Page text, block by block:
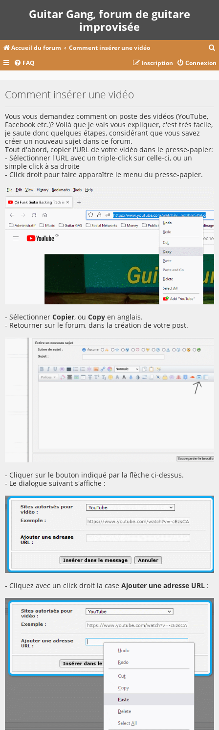
Guitar Gang, forum de guitare
improvisée
Accueil du forum Comment insérer une vidéo
c
FAQ Connexion
Inscription
Comment insérer une vidéo
Vous vous demandez comment on poste des vidéos (YouTube,
Facebook etc.)? Voilà que je vais vous expliquer, c'est très facile,
je saute donc quelques étapes, considérant que vous savez
créer un nouveau sujet dans ce forum.
Tout d'abord, copier l'URL de votre vidéo dans le presse-papier:
- Sélectionner l'URL avec un triple-click sur celle-ci, ou un
simple click à sa droite
- Click droit pour faire apparaître le menu du presse-papier.
- Sélectionner Copier, ou Copy en anglais.
- Retourner sur le forum, dans la création de votre post.
- Cliquer sur le bouton indiqué par la flèche ci-dessus.
- Le dialogue suivant s'affiche :
- Cliquez avec un click droit la case Ajouter une adresse URL :